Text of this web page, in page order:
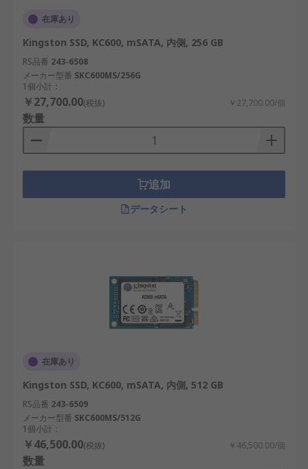
在庫あり
Kingston SSD, KC600, mSATA, 内側, 256 GB
RS品番 243-6508
メーカー型番 SKC600MS/256G
1個小計：
￥27,700.00(税抜) ￥27,700.00/個
数量
追加
データシート
在庫あり
Kingston SSD, KC600, mSATA, 内側, 512 GB
RS品番 243-6509
メーカー型番 SKC600MS/512G
1個小計：
￥46,500.00(税抜) ￥46,500.00/個
数量